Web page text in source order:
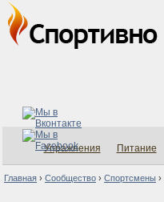
Упражнения Питание
Главная › Сообщество › Спортсмены ›